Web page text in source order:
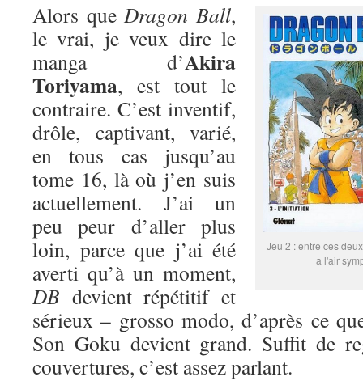
Jeu 2 : entre ces
a l'air
Alors queDragon Ball,
le vrai, je veux dire le
manga d’Akira
Toriyama, est tout le
contraire. C’est inventif,
drôle, captivant, varié,
en tous cas jusqu’au
tome 16, là où j’en suis
actuellement. J’ai un
peu peur d’aller plus
loin, parce que j’ai été
averti qu’à un moment,
DB devient répétitif et
sérieux – grosso modo, d’après ce
Son Goku devient grand. Suffit de
couvertures, c’est assez parlant.